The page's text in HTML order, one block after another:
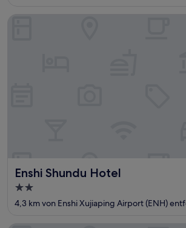
Enshi Shundu Hotel
Enshi Shundu Hotel
2.0-
Sterne-
4,3 km von Enshi Xujiaping Airport (ENH)
Enshi Shundu Hotel